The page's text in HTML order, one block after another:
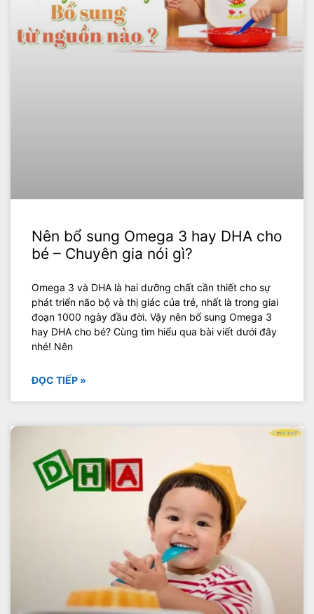
Nên bổ sung Omega 3 hay DHA cho
bé – Chuyên gia nói gì?
Omega 3 và DHA là hai dưỡng chất cần thiết cho sự
phát triển não bộ và thị giác của trẻ, nhất là trong giai
đoạn 1000 ngày đầu đời. Vậy nên bổ sung Omega 3
hay DHA cho bé? Cùng tìm hiểu qua bài viết dưới đây
nhé! Nên
ĐỌC TIẾP »